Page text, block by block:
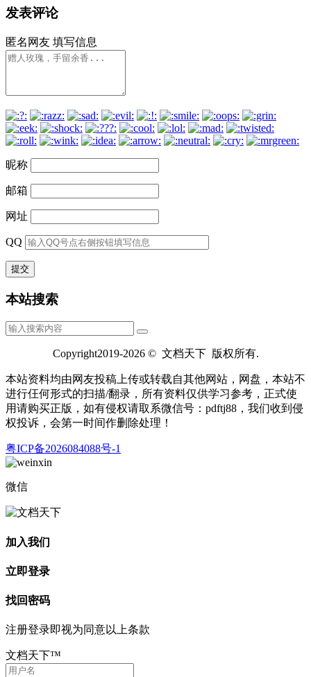
发表评论
匿名网友 填写信息
昵称
邮箱
网址
QQ
本站搜索
Copyright2019-2026 © 文档天下 版权所有.
本站资料均由网友投稿上传或转载自其他网站，网盘，本站不
进行仼何形式的扫描/翻录，所有资料仅供学习参考，正式使
用请购买正版，如有侵权请取系微信号：pdftj88，我们收到侵
权投诉，会第一时间作删除处理！
粤ICP备2026084088号-1
微信
加入我们
立即登录
找回密码
注册登录即视为同意以上条款
文档天下™